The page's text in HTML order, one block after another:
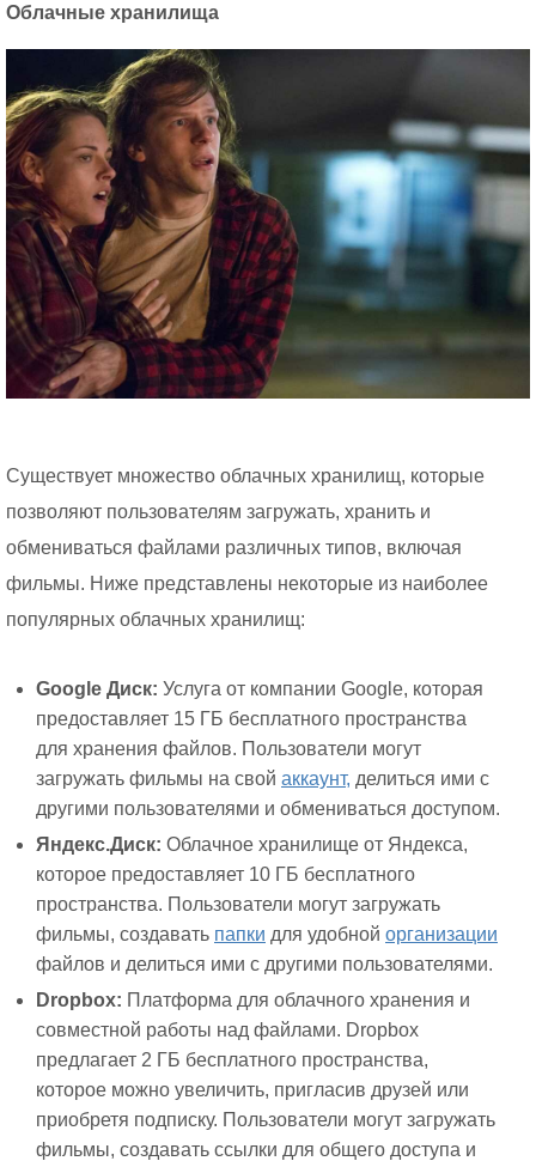
Облачные хранилища
Существует множество облачных хранилищ, которые
позволяют пользователям загружать, хранить и
обмениваться файлами различных типов, включая
фильмы. Ниже представлены некоторые из наиболее
популярных облачных хранилищ:
Google Диск: Услуга от компании Google, которая
предоставляет 15 ГБ бесплатного пространства
для хранения файлов. Пользователи могут
загружать фильмы на свой аккаунт, делиться ими с
другими пользователями и обмениваться доступом.
Яндекс.Диск: Облачное хранилище от Яндекса,
которое предоставляет 10 ГБ бесплатного
пространства. Пользователи могут загружать
фильмы, создавать папки для удобной организации
файлов и делиться ими с другими пользователями.
Dropbox: Платформа для облачного хранения и
совместной работы над файлами. Dropbox
предлагает 2 ГБ бесплатного пространства,
которое можно увеличить, пригласив друзей или
приобретя подписку. Пользователи могут загружать
фильмы, создавать ссылки для общего доступа и